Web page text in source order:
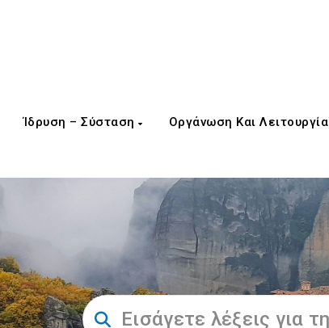
Ίδρυση – Σύσταση Οργάνωση Και Λειτουργία